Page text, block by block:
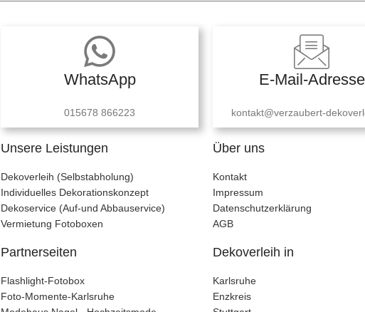
WhatsApp
015678 866223
E-Mail-Adresse
kontakt@verzaubert-
Unsere Leistungen
Dekoverleih (Selbstabholung)
Individuelles Dekorationskonzept
Dekoservice (Auf-und Abbauservice)
Vermietung Fotoboxen
Partnerseiten
Flashlight-Fotobox
Foto-Momente-Karlsruhe
Über uns
Kontakt
Impressum
Datenschutzerklärung
AGB
Dekoverleih in
Karlsruhe
Enzkreis